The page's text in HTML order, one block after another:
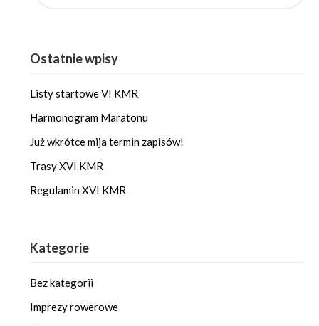
Ostatnie wpisy
Listy startowe VI KMR
Harmonogram Maratonu
Już wkrótce mija termin zapisów!
Trasy XVI KMR
Regulamin XVI KMR
Kategorie
Bez kategorii
Imprezy rowerowe